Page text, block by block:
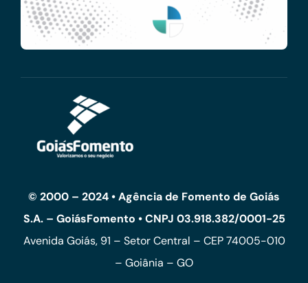
© 2000 – 2024 • Agência de Fomento de Goiás
S.A. – GoiásFomento • CNPJ 03.918.382/0001-25
Avenida Goiás, 91 – Setor Central – CEP 74005-010
– Goiânia – GO